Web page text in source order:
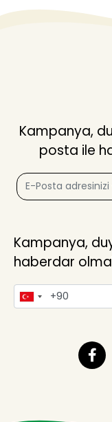
Kampanya,
posta ile
Kampanya,
haberdar